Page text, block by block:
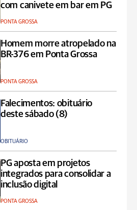
com canivete em bar em PG
PONTA GROSSA
Homem morre atropelado na
BR-376 em Ponta Grossa
PONTA GROSSA
Falecimentos: obituário
deste sábado (8)
OBITUÁRIO
PG aposta em projetos
integrados para consolidar a
inclusão digital
PONTA GROSSA